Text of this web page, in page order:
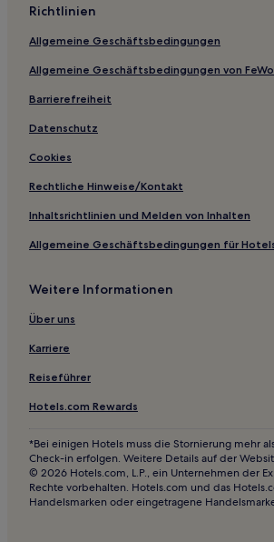
Haustierfreundliche in Machelen
Lgbtqia-Freundliche in Diegem
Haustierfreundliche in Zaventem
Hotels mit Parkplatz in Vilvoorde
4-Sterne-Hotels in Machelen
Richtlinien
Allgemeine Geschäftsbedingungen
Allgemeine Geschäftsbedingungen von
Barrierefreiheit
Datenschutz
Cookies
Rechtliche Hinweise/Kontakt
Inhaltsrichtlinien und Melden von Inhalten
Allgemeine Geschäftsbedingungen für
Weitere Informationen
Über uns
Karriere
Reiseführer
Hotels.com Rewards
*Bei einigen Hotels muss die Stornierung mehr
Check-in erfolgen. Weitere Details auf der
© 2026 Hotels.com, L.P., ein Unternehmen der
Rechte vorbehalten. Hotels.com und das
Handelsmarken oder eingetragene